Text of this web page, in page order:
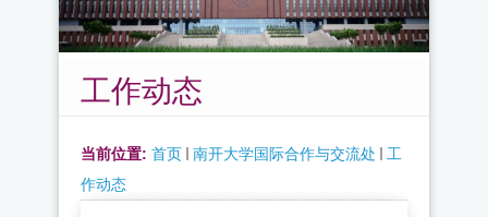
工作动态
当前位置: 首页 南开大学国际合作与交流处
工
作动态